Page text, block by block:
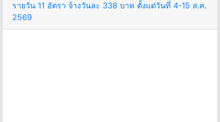
รายวัน 11 อัตรา จ้างวันละ 338 บาท ตั้งแต่วันที่ 4-15 ส.ค.
2569